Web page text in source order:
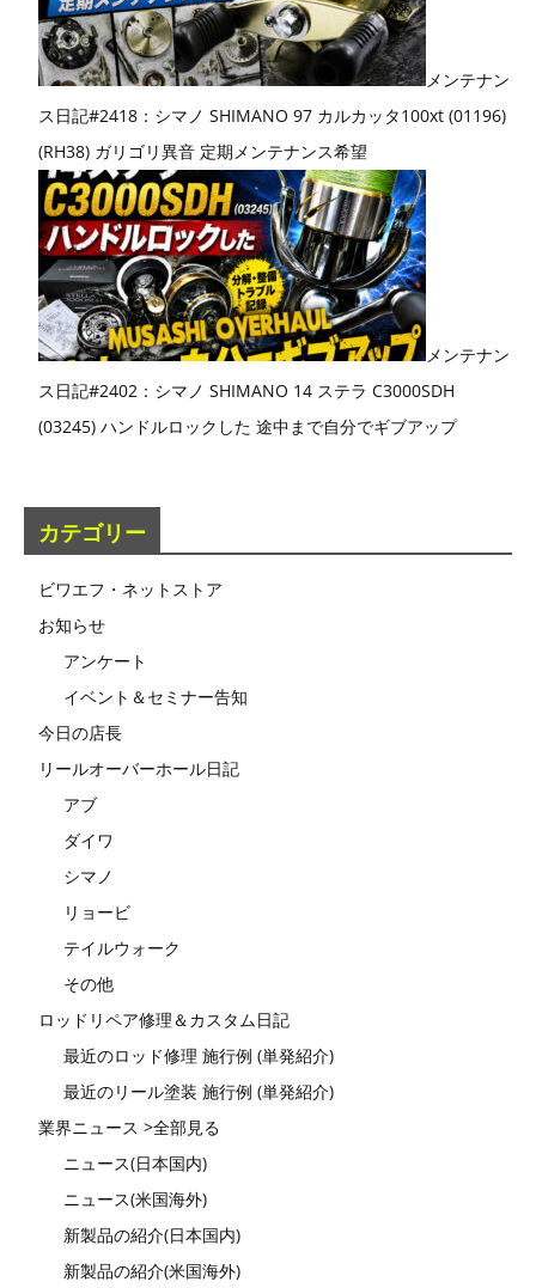
メンテナン
ス日記#2418：シマノ SHIMANO 97 カルカッタ100xt (01196)
(RH38) ガリゴリ異音 定期メンテナンス希望
メンテナン
ス日記#2402：シマノ SHIMANO 14 ステラ C3000SDH
(03245) ハンドルロックした 途中まで自分でギブアップ
カテゴリー
ビワエフ・ネットストア
お知らせ
アンケート
イベント＆セミナー告知
今日の店長
リールオーバーホール日記
アブ
ダイワ
シマノ
リョービ
テイルウォーク
その他
ロッドリペア修理＆カスタム日記
最近のロッド修理 施行例 (単発紹介)
最近のリール塗装 施行例 (単発紹介)
業界ニュース >全部見る
ニュース(日本国内)
ニュース(米国海外)
新製品の紹介(日本国内)
新製品の紹介(米国海外)